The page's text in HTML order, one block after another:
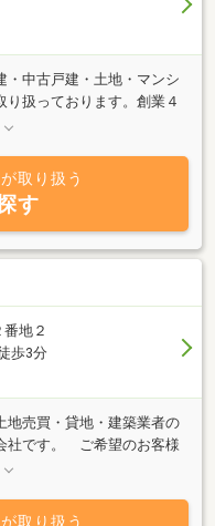
・中古戸建・土地・マンシ
り扱っております。創業４
しのお手伝いを全力でサ
取り扱う
す
地２
歩3分
売買・貸地・建築業者の
社です。 ご希望のお客様
に御相談下さい。お客様
取り扱う